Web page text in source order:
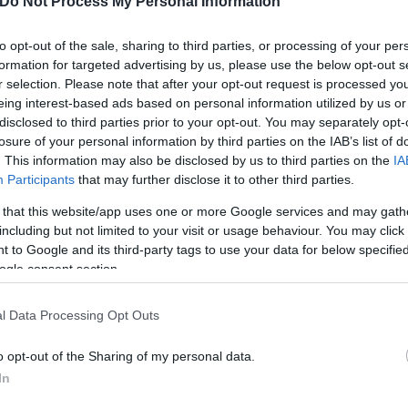
opt-out of the sale, sharing to third parties, or processing of your
for targeted advertising by us, please use the below opt-out
selection. Please note that after your opt-out request is processed
interest-based ads based on personal information utilized by us
to third parties prior to your opt-out. You may separately
of your personal information by third parties on the IAB’s list of
This information may also be disclosed by us to third parties on the
Participants that may further disclose it to other third parties.
that this website/app uses one or more Google services and may
but not limited to your visit or usage behaviour. You may
to Google and its third-party tags to use your data for below
consent section.
Data Processing Opt Outs
opt-out of the Sharing of my personal data.
τις προθέσεις τους, ωστόσο, με βάση το
η καθιέρωση επιστολικής ψήφου
από περισσότερα από ένα κόμματα της
τι;
εκλογικής περιφέρειας απόδημου ελληνισμού με
και διατυπώνει εντονότατες
στην επιστολική ψήφο», τόνισε ο Παναγιώτης
όσον αφορά στην τριεδρική, κυρίως σε
για τη μυστικότητα της ψήφου, ενώ
είναι «έντονη».